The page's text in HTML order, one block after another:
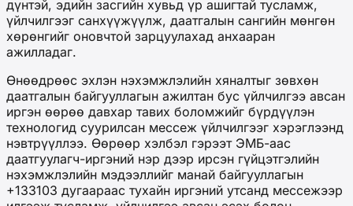
дүнтэй, эдийн засгийн хувьд үр ашигтай тусламж,
үйлчилгээг санхүүжүүлж, даатгалын сангийн мөнгөн
хөрөнгийг оновчтой зарцуулахад анхааран
ажилладаг.
Өнөөдрөөс эхлэн нэхэмжлэлийн хяналтыг зөвхөн
даатгалын байгууллагын ажилтан бус үйлчилгээ авсан
иргэн өөрөө давхар тавих боломжийг бүрдүүлэн
технологид суурилсан мессеж үйлчилгээг хэрэглээнд
нэвтрүүллээ. Өөрөөр хэлбэл гэрээт ЭМБ-аас
даатгуулагч-иргэний нэр дээр ирсэн гүйцэтгэлийн
нэхэмжлэлийн мэдээллийг манай байгууллагын
+133103 дугаараас тухайн иргэний утсанд мессежээр